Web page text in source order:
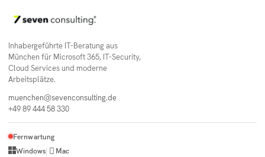
Inhabergeführte IT-Beratung aus
München für Microsoft 365, IT-Security,
Cloud Services und moderne
Arbeitsplätze.
muenchen@sevenconsulting.de
+49 89 444 58 330
Fernwartung
Windows|  Mac